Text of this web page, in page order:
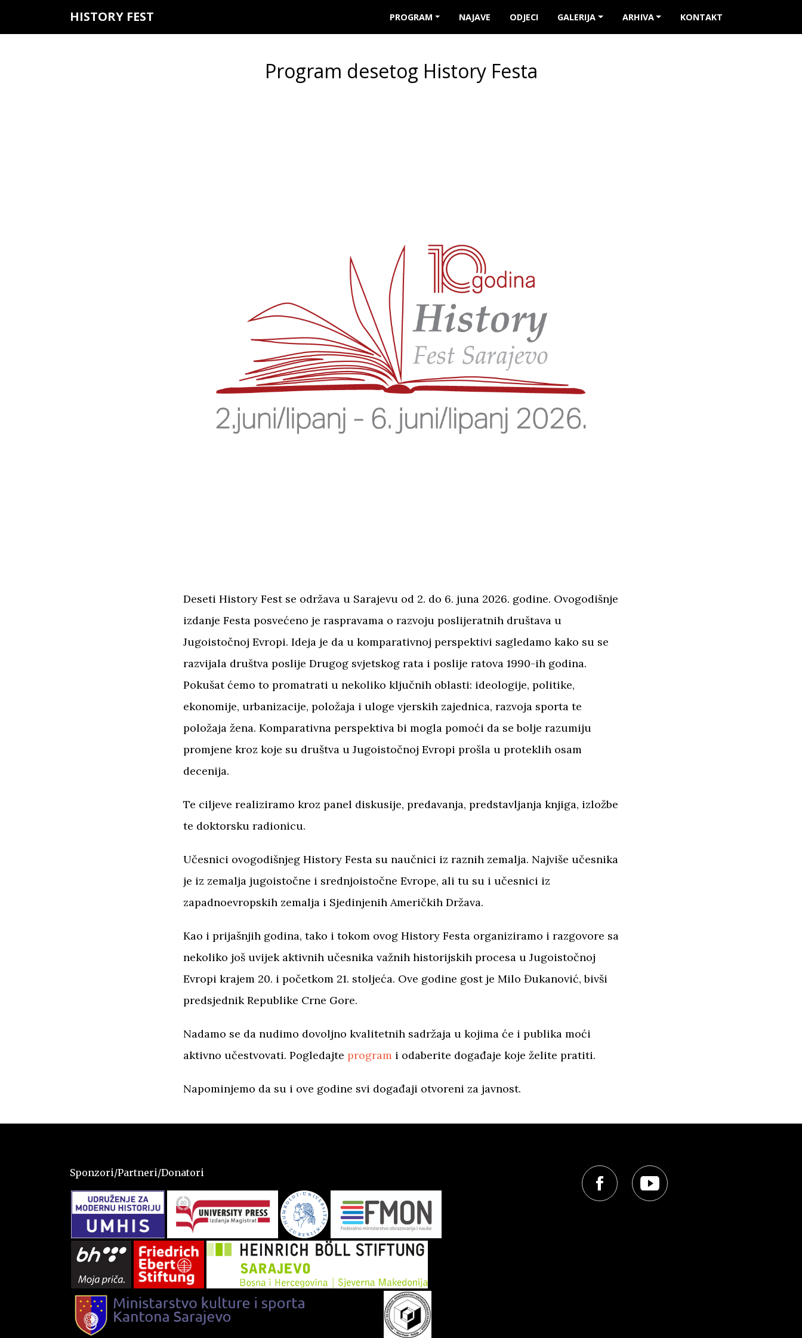
HISTORY FEST PROGRAM NAJAVE ODJECI GALERIJA ARHIVA KONTAKT
Program desetog History Festa
Deseti History Fest se održava u Sarajevu od 2. do 6. juna 2026. godine. Ovogodišnje
izdanje Festa posvećeno je raspravama o razvoju poslijeratnih društava u
Jugoistočnoj Evropi. Ideja je da u komparativnoj perspektivi sagledamo kako su se
razvijala društva poslije Drugog svjetskog rata i poslije ratova 1990-ih godina.
Pokušat ćemo to promatrati u nekoliko ključnih oblasti: ideologije, politike,
ekonomije, urbanizacije, položaja i uloge vjerskih zajednica, razvoja sporta te
položaja žena. Komparativna perspektiva bi mogla pomoći da se bolje razumiju
promjene kroz koje su društva u Jugoistočnoj Evropi prošla u proteklih osam
decenija.
Te ciljeve realiziramo kroz panel diskusije, predavanja, predstavljanja knjiga, izložbe
te doktorsku radionicu.
Učesnici ovogodišnjeg History Festa su naučnici iz raznih zemalja. Najviše učesnika
je iz zemalja jugoistočne i srednjoistočne Evrope, ali tu su i učesnici iz
zapadnoevropskih zemalja i Sjedinjenih Američkih Država.
Kao i prijašnjih godina, tako i tokom ovog History Festa organiziramo i razgovore sa
nekoliko još uvijek aktivnih učesnika važnih historijskih procesa u Jugoistočnoj
Evropi krajem 20. i početkom 21. stoljeća. Ove godine gost je Milo Đukanović, bivši
predsjednik Republike Crne Gore.
Nadamo se da nudimo dovoljno kvalitetnih sadržaja u kojima će i publika moći
aktivno učestvovati. Pogledajte program i odaberite događaje koje želite pratiti.
Napominjemo da su i ove godine svi događaji otvoreni za javnost.
Sponzori/Partneri/Donatori